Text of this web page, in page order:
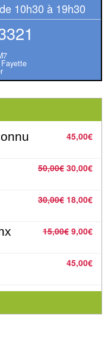
10h30 à 19h30
45,00€
50,00€ 30,00€
30,00€ 18,00€
15,00€ 9,00€
45,00€